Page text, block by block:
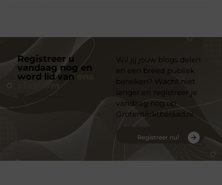
Registreer u
vandaag nog en
word lid van
platform
Wil jij jouw blogs delen
en een breed publiek
bereiken? Wacht niet
langer en registreer je
vandaag nog op
Grotemarktberaad.nl
Registreer nu!